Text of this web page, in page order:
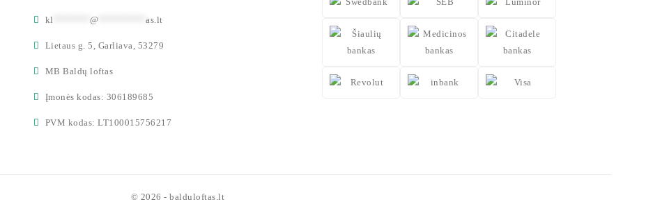
kl *******@ *********as.lt
Lietaus g. 5, Garliava, 53279
MB Baldų loftas
Įmonės kodas: 306189685
PVM kodas: LT100015756217
© 2026 - balduloftas.lt